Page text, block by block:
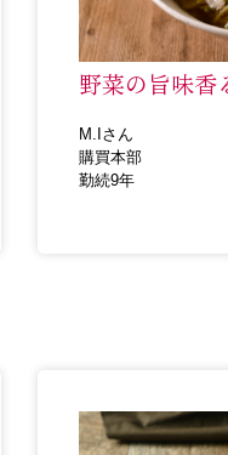
野菜の旨味香
M.Iさん
購買本部
勤続9年